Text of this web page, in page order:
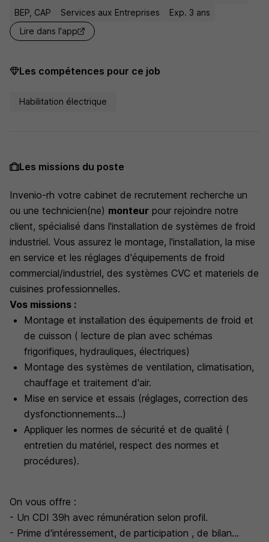
BEP, CAP
Services aux Entreprises
Exp. 3 ans
Lire dans l'app
Les compétences pour ce job
Habilitation électrique
Les missions du poste
Invenio-rh votre cabinet de recrutement recherche un
ou une technicien(ne) monteur pour rejoindre notre
client, spécialisé dans l'installation de systèmes de froid
industriel. Vous assurez le montage, l'installation, la mise
en service et les réglages d'équipements de froid
commercial/industriel, des systèmes CVC et materiels de
cuisines professionnelles.
Vos missions :
Montage et installation des équipements de froid et
de cuisson ( lecture de plan avec schémas
frigorifiques, hydrauliques, électriques)
Montage des systèmes de ventilation, climatisation,
chauffage et traitement d'air.
Mise en service et essais (réglages, correction des
dysfonctionnements...)
Appliquer les normes de sécurité et de qualité (
entretien du matériel, respect des normes et
procédures).
On vous offre :
- Un CDI 39h avec rémunération selon profil.
- Prime d'intéressement, de participation , de bilan...